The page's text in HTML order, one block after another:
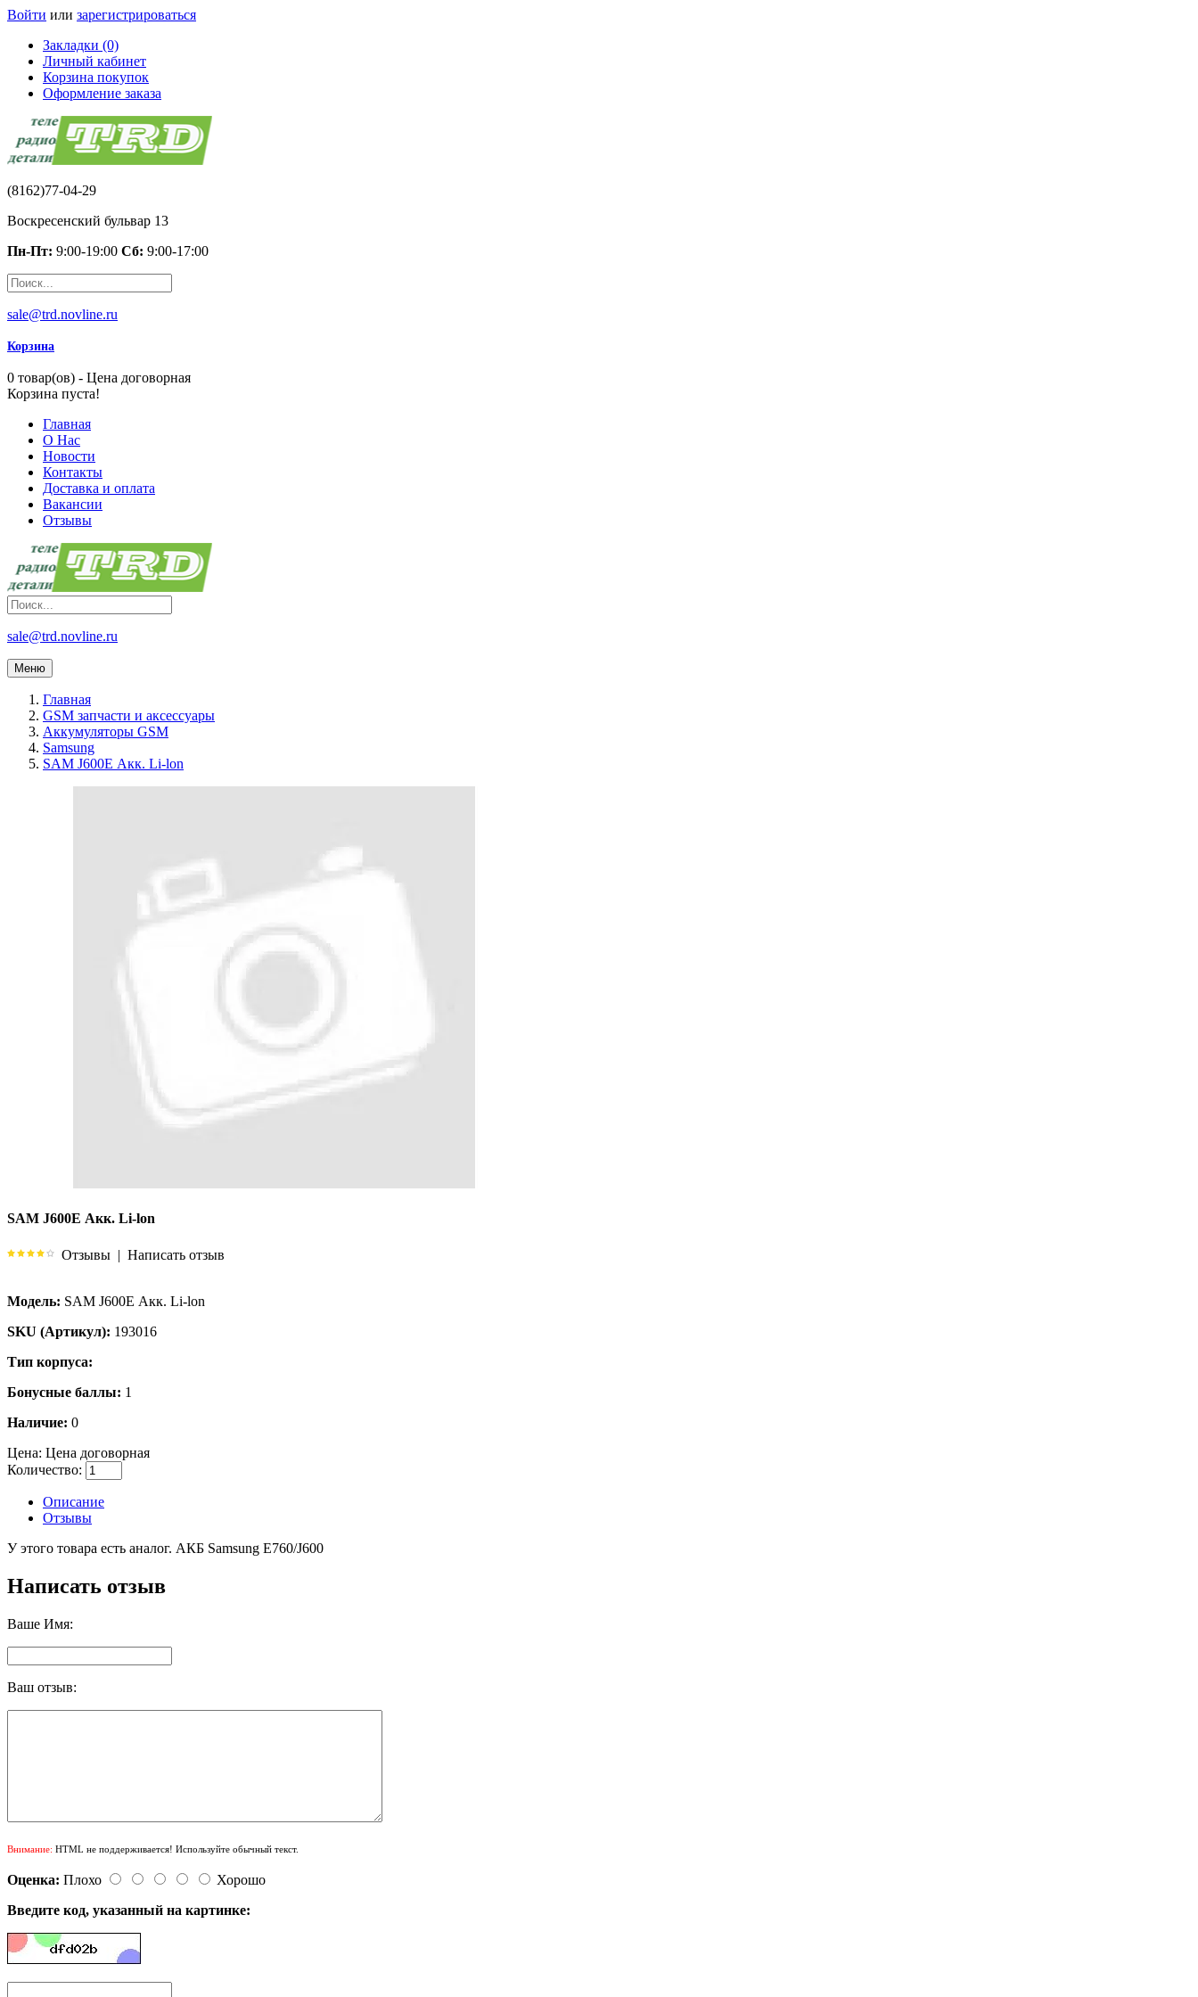
Войти или зарегистрироваться
Закладки (0)
Личный кабинет
Корзина покупок
Оформление заказа
(8162)77-04-29
Воскресенский бульвар 13
Пн-Пт: 9:00-19:00 Сб: 9:00-17:00
sale@trd.novline.ru
Корзина
0 товар(ов) - Цена договорная
Корзина пуста!
Главная
О Нас
Новости
Контакты
Доставка и оплата
Вакансии
Отзывы
sale@trd.novline.ru
Меню
Главная
GSM запчасти и аксессуары
Аккумуляторы GSM
Samsung
SAM J600E Акк. Li-lon
SAM J600E Акк. Li-lon
Отзывы | Написать отзыв
Модель: SAM J600E Акк. Li-lon
SKU (Артикул): 193016
Тип корпуса:
Бонусные баллы: 1
Наличие: 0
Цена: Цена договорная
Количество:
Описание
Отзывы
У этого товара есть аналог. АКБ Samsung E760/J600
Написать отзыв
Ваше Имя:
Ваш отзыв:
Внимание: HTML не поддерживается! Используйте обычный текст.
Оценка: Плохо
Хорошо
Введите код, указанный на картинке: